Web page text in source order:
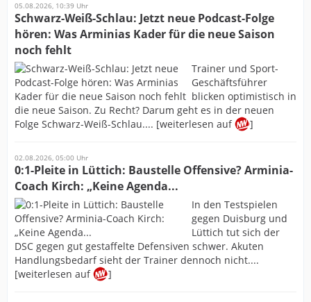
05.08.2026, 10:39 Uhr
Schwarz-Weiß-Schlau: Jetzt neue Podcast-Folge
hören: Was Arminias Kader für die neue Saison
noch fehlt
Trainer und Sport-
Geschäftsführer
blicken optimistisch in
die neue Saison. Zu Recht? Darum geht es in der neuen
Folge Schwarz-Weiß-Schlau.... [weiterlesen auf
]
02.08.2026, 05:00 Uhr
0:1-Pleite in Lüttich: Baustelle Offensive? Arminia-
Coach Kirch: „Keine Agenda...
In den Testspielen
gegen Duisburg und
Lüttich tut sich der
DSC gegen gut gestaffelte Defensiven schwer. Akuten
Handlungsbedarf sieht der Trainer dennoch nicht....
[weiterlesen auf
]